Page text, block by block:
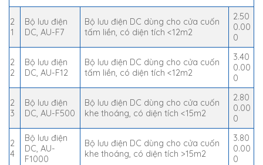
2
1
Bộ lưu điện
DC, AU-F7
Bộ lưu điện DC dùng cho cửa cuốn
tấm liền, có diện tích <12m2
2.50
0.00
0
2
2
Bộ lưu điện
DC, AU-F12
Bộ lưu điện DC dùng cho cửa cuốn
tấm liền, có diện tích <12m2
3.40
0.00
0
2
3
Bộ lưu điện
DC, AU-F500
Bộ lưu điện DC dùng cho cửa cuốn
khe thoáng, có diện tích <15m2
2.80
0.00
0
2
4
Bộ lưu điện
DC, AU-
F1000
Bộ lưu điện DC dùng cho cửa cuốn
khe thoáng, có diện tích >15m2
3.80
0.00
0